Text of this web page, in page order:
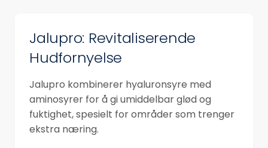
Jalupro: Revitaliserende
Hudfornyelse
Jalupro kombinerer hyaluronsyre med
aminosyrer for å gi umiddelbar glød og
fuktighet, spesielt for områder som trenger
ekstra næring.